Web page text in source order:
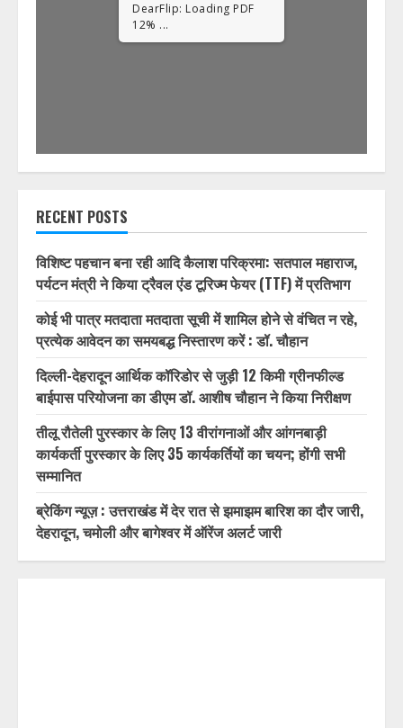
DearFlip: Loading PDF
23% ...
RECENT POSTS
विशिष्ट पहचान बना रही आदि कैलाश परिक्रमा: सतपाल महाराज,
पर्यटन मंत्री ने किया ट्रैवल एंड टूरिज्म फेयर (TTF) में प्रतिभाग
कोई भी पात्र मतदाता मतदाता सूची में शामिल होने से वंचित न रहे,
प्रत्येक आवेदन का समयबद्ध निस्तारण करें : डॉ. चौहान
दिल्ली-देहरादून आर्थिक कॉरिडोर से जुड़ी 12 किमी ग्रीनफील्ड
बाईपास परियोजना का डीएम डॉ. आशीष चौहान ने किया निरीक्षण
तीलू रौतेली पुरस्कार के लिए 13 वीरांगनाओं और आंगनबाड़ी
कार्यकर्ती पुरस्कार के लिए 35 कार्यकर्तियों का चयन; होंगी सभी
सम्मानित
ब्रेकिंग न्यूज़ : उत्तराखंड में देर रात से झमाझम बारिश का दौर जारी,
देहरादून, चमोली और बागेश्वर में ऑरेंज अलर्ट जारी